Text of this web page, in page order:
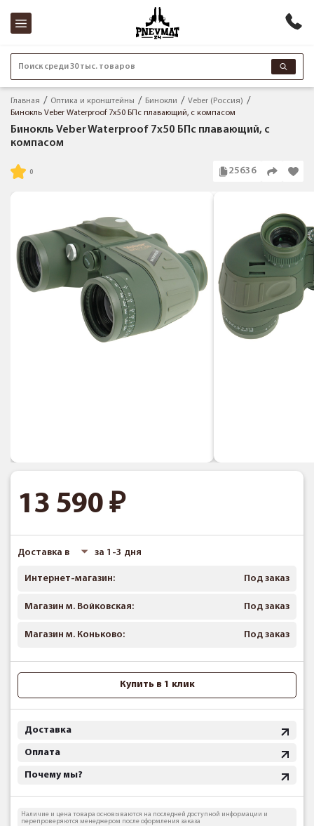
Поиск среди 30 тыс. товаров
Главная Оптика и кронштейны Бинокли
Veber (Россия)
Бинокль Veber Waterproof 7x50 БПс плавающий, с компасом
Бинокль Veber Waterproof 7x50 БПс плавающий, с
компасом
25636
13 590
Доставка в за 1-3 дня
Интернет-магазин: Под заказ
Магазин м. Войковская: Под заказ
Магазин м. Коньково: Под заказ
Купить в 1 клик
Доставка
Оплата
Почему мы?
Наличие и цена товара основываются на последней доступной информации и
перепроверяются менеджером после оформления заказа